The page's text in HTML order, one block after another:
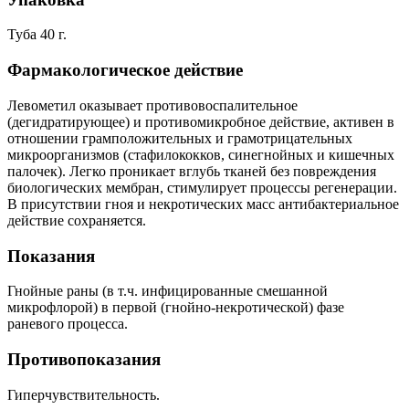
Туба 40 г.
Фармакологическое действие
Левометил оказывает противовоспалительное
(дегидратирующее) и противомикробное действие, активен в
отношении грамположительных и грамотрицательных
микроорганизмов (стафилококков, синегнойных и кишечных
палочек). Легко проникает вглубь тканей без повреждения
биологических мембран, стимулирует процессы регенерации.
В присутствии гноя и некротических масс антибактериальное
действие сохраняется.
Показания
Гнойные раны (в т.ч. инфицированные смешанной
микрофлорой) в первой (гнойно-некротической) фазе
раневого процесса.
Противопоказания
Гиперчувствительность.